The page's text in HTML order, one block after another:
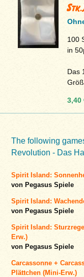
100
in
Das
3,40
The following
Revolution - Das
Spirit Island:
von Pegasus Spiele
Spirit Island:
von Pegasus Spiele
Spirit Island:
Erw.)
von Pegasus Spiele
Carcassonne +
Plättchen (Mini-Erw.)